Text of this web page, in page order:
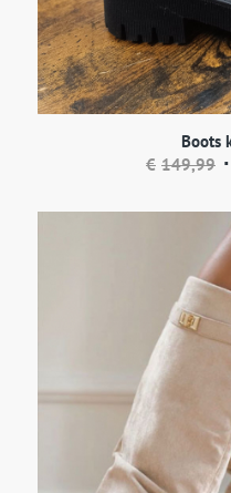
Boots
€ 149,99